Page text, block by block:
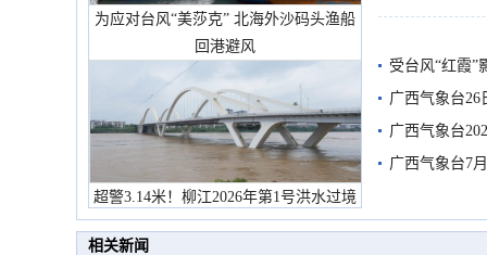
为应对台风“美莎克” 北海外沙码头渔船
回港避风
超警3.14米！柳江2026年第1号洪水过境
市民在堤岸见证汛况
受台风“红霞”
有较强降雨
广西气象台26
广西气象台
预警
广西气象台7
相关新闻